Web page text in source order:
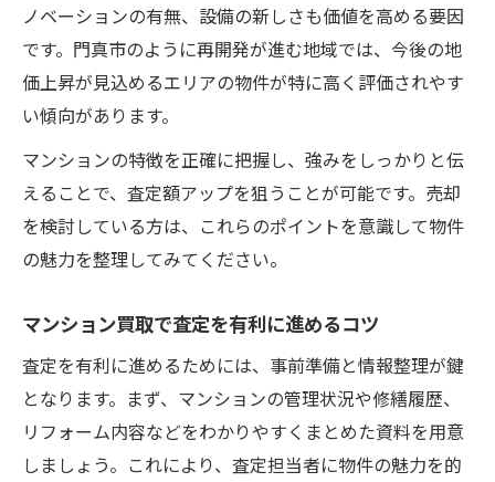
ノベーションの有無、設備の新しさも価値を高める要因
です。門真市のように再開発が進む地域では、今後の地
価上昇が見込めるエリアの物件が特に高く評価されやす
い傾向があります。
マンションの特徴を正確に把握し、強みをしっかりと伝
えることで、査定額アップを狙うことが可能です。売却
を検討している方は、これらのポイントを意識して物件
の魅力を整理してみてください。
マンション買取で査定を有利に進めるコツ
査定を有利に進めるためには、事前準備と情報整理が鍵
となります。まず、マンションの管理状況や修繕履歴、
リフォーム内容などをわかりやすくまとめた資料を用意
しましょう。これにより、査定担当者に物件の魅力を的